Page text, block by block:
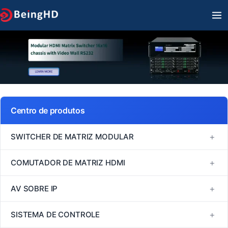
Ir
para
conteúdo
Centro de produtos
SWITCHER DE MATRIZ MODULAR +
Série FM
COMUTADOR DE MATRIZ HDMI +
Comutador de matriz HDMI 1080P60
AV SOBRE IP +
H264/H265
SISTEMA DE CONTROLE +